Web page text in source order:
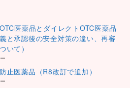
医薬品とダイレクトOTC医薬品
義と承認後の安全対策の違い、再審
いて）
止医薬品（R8改訂で追加）